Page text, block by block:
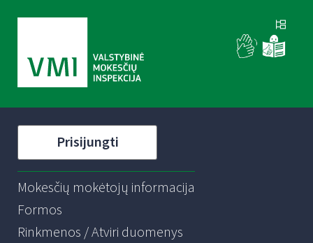
Prisijungti
Mokesčių mokėtojų informacija
Formos
Rinkmenos / Atviri duomenys